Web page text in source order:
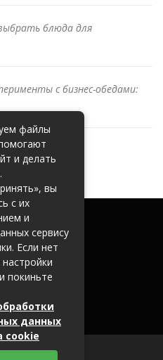
блюда для
с бизнес-обедами:
файлы
и делать
вы
с их
и
сервису
Если нет
покиньте
данных
cookie